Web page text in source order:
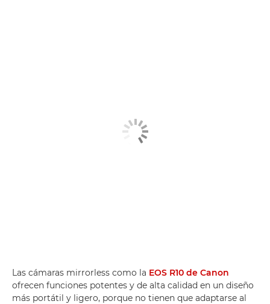
Las cámaras mirrorless como la EOS R10 de Canon
ofrecen funciones potentes y de alta calidad en un diseño
más portátil y ligero, porque no tienen que adaptarse al